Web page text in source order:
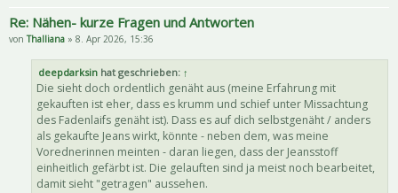
Re: Nähen- kurze Fragen und Antworten
vonThalliana » 8. Apr 2026, 15:36
deepdarksin hat geschrieben: ↑
Die sieht doch ordentlich genäht aus (meine Erfahrung mit
gekauften ist eher, dass es krumm und schief unter Missachtung
des Fadenlaifs genäht ist). Dass es auf dich selbstgenäht / anders
als gekaufte Jeans wirkt, könnte - neben dem, was meine
Vorednerinnen meinten - daran liegen, dass der Jeansstoff
einheitlich gefärbt ist. Die gelauften sind ja meist noch bearbeitet,
damit sieht "getragen" aussehen.